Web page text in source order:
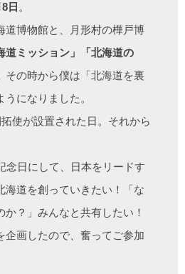
日 。
道博物館と、月形村の樺戸博
道ミッション」「北海道の
その時から僕は「北海道を裏
になりました。
使が設置された日。それから
念日にして、日本をリードす
海道を創っていきたい！「な
？」みんなと共有したい！
企画したので、奮ってご参加